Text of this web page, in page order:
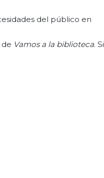
del público en
de Vamos a la biblioteca. Si